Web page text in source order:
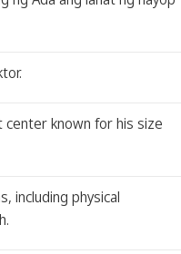
center known for his size
including physical